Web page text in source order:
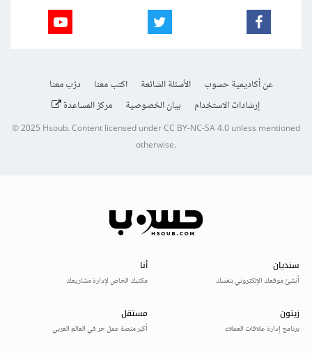
عن أكاديمية حسوب الأسئلة الشائعة اكتب معنا
درّب معنا
إرشادات الاستخدام
بيان الخصوصية مركز المساعدة
© 2025Hsoub.Content licensed underCC BY-NC-SA 4.0unless mentioned
otherwise.